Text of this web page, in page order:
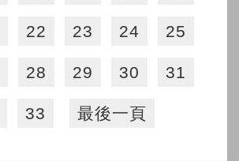
22 23 24 25
28 29 30 31
33 最後一頁